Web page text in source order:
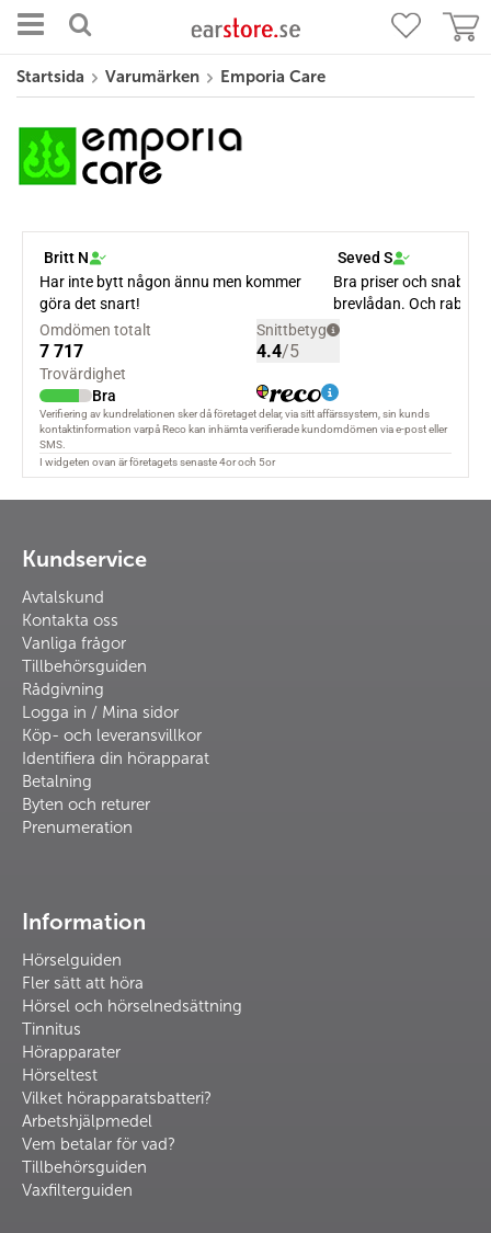
Startsida Varumärken Emporia Care
Kundservice
Avtalskund
Kontakta oss
Vanliga frågor
Tillbehörsguiden
Rådgivning
Logga in / Mina sidor
Köp- och leveransvillkor
Identifiera din hörapparat
Betalning
Byten och returer
Prenumeration
Information
Hörselguiden
Fler sätt att höra
Hörsel och hörselnedsättning
Tinnitus
Hörapparater
Hörseltest
Vilket hörapparatsbatteri?
Arbetshjälpmedel
Vem betalar för vad?
Tillbehörsguiden
Vaxfilterguiden